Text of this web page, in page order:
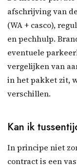
afschrijving van
(WA + casco),
en pechhulp.
eventuele
vergelijken van
in het pakket zit,
verschillen.
Kan ik
In principe niet
contract is een